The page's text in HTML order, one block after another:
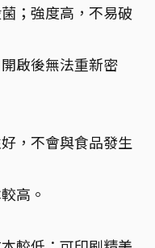
；強度高，不易破
啟後無法重新密
，不會與食品發生
高。